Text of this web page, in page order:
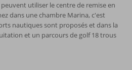
utiliser le centre de remise en
dans une chambre Marina, c'est
nautiques sont proposés et dans la
et un parcours de golf 18 trous